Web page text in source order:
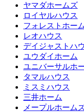
ヤマダホームズ
ロイヤルハウス
フォレストホーム
レオハウス
デイジャストハ
ユウダイホーム
ユニバーサルホ
タマルハウス
ミスミハウス
三井ホーム
メープルホーム